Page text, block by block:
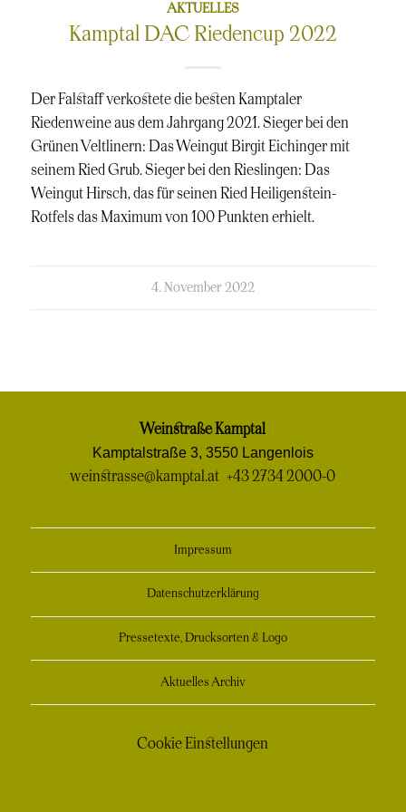
AKTUELLES
Kamptal DAC Riedencup 2022
Der Falstaff verkostete die besten Kamptaler
Riedenweine aus dem Jahrgang 2021. Sieger bei den
Grünen Veltlinern: Das Weingut Birgit Eichinger mit
seinem Ried Grub. Sieger bei den Rieslingen: Das
Weingut Hirsch, das für seinen Ried Heiligenstein-
Rotfels das Maximum von 100 Punkten erhielt.
kommentierte
4. November 2022
Weinstraße Kamptal
Kamptalstraße 3, 3550 Langenlois
weinstrasse@kamptal.at +43 2734 2000-0
Impressum
Datenschutzerklärung
Pressetexte, Drucksorten & Logo
Aktuelles Archiv
Cookie Einstellungen